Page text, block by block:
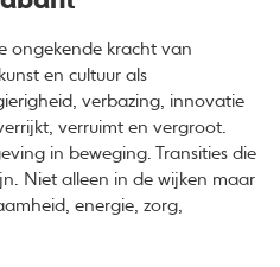
ongekende kracht van
en cultuur als
verbazing, innovatie
verruimt en vergroot.
in beweging. Transities die
Niet alleen in de wijken maar
energie, zorg,